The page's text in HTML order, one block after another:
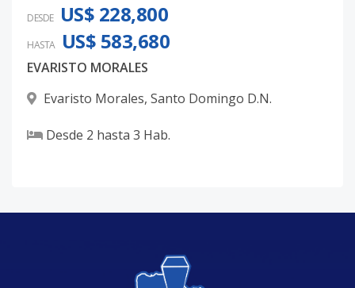
DESDE US$ 228,800
HASTA US$ 583,680
EVARISTO MORALES
Evaristo Morales, Santo Domingo D.N.
Desde 2 hasta 3 Hab.